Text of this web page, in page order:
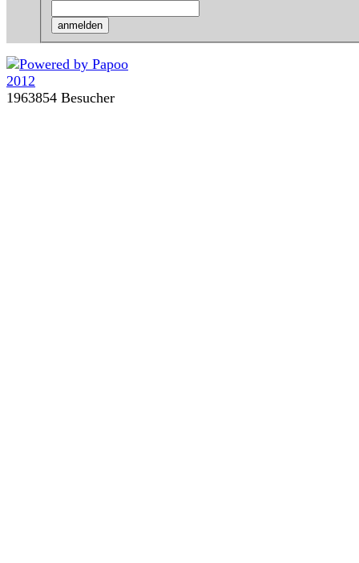
1963854 Besucher